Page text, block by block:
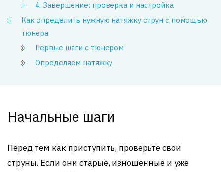
4. Завершение: проверка и настройка
Как определить нужную натяжку струн с помощью
тюнера
Первые шаги с тюнером
Определяем натяжку
Начальные шаги
Перед тем как приступить, проверьте свои
струны. Если они старые, изношенные и уже